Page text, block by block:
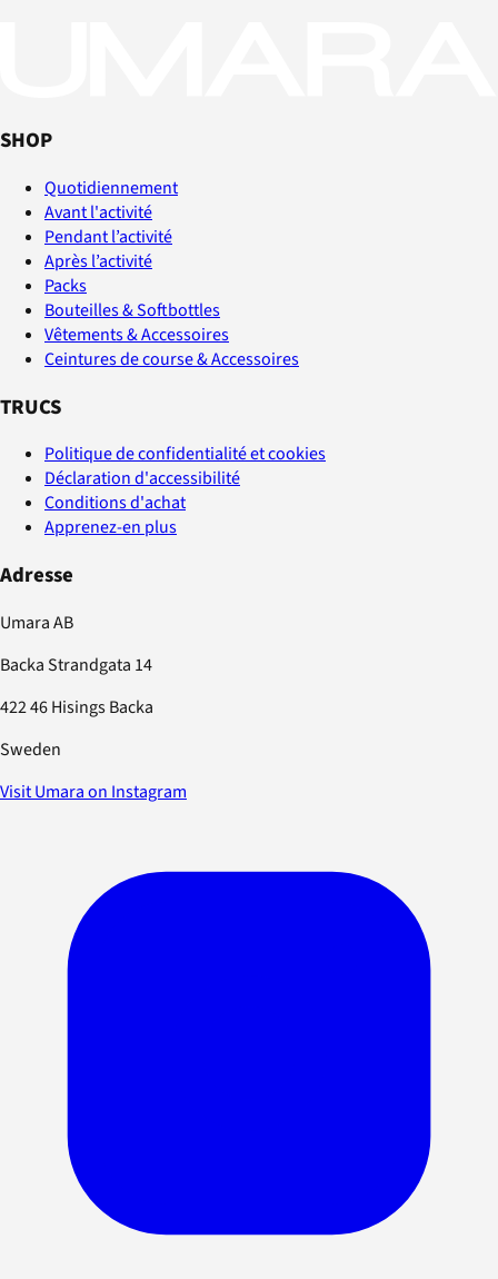
SHOP
Quotidiennement
Avant l'activité
Pendant l’activité
Après l’activité
Packs
Bouteilles & Softbottles
Vêtements & Accessoires
Ceintures de course & Accessoires
TRUCS
Politique de confidentialité et cookies
Déclaration d'accessibilité
Conditions d'achat
Apprenez-en plus
Adresse
Umara AB
Backa Strandgata 14
422 46 Hisings Backa
Sweden
Visit Umara on Instagram